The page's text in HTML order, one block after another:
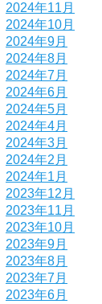
2024年11月
2024年10月
2024年9月
2024年8月
2024年7月
2024年6月
2024年5月
2024年4月
2024年3月
2024年2月
2024年1月
2023年12月
2023年11月
2023年10月
2023年9月
2023年8月
2023年7月
2023年6月